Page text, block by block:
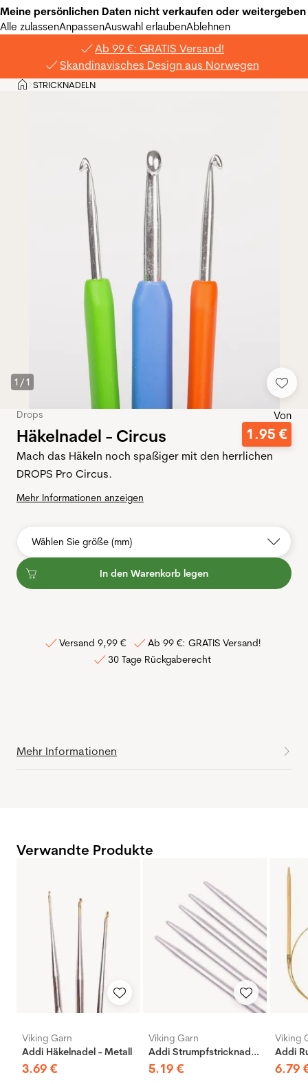
Meine persönlichen Daten nicht verkaufen oder weitergeben
Alle zulassenAnpassenAuswahl erlaubenAblehnen
Ab 99 €: GRATIS Versand!
Skandinavisches Design aus Norwegen
Privat
>STRICKNADELN
1 /1
Drops
Häkelnadel - Circus
Von
1.95 €
Mach das Häkeln noch spaßiger mit den herrlichen
DROPS Pro Circus.
Mehr Informationen anzeigen
Wählen Sie größe (mm)
In den Warenkorb legen
Versand 9,99 €
Ab 99 €: GRATIS Versand!
30 Tage Rückgaberecht
Mehr Informationen
Verwandte Produkte
Viking Garn
Addi Häkelnadel - Metall
3.69 €
Viking Garn
Addi Strumpfstricknadeln - Aluminium
5.19 €
Viking
6.79